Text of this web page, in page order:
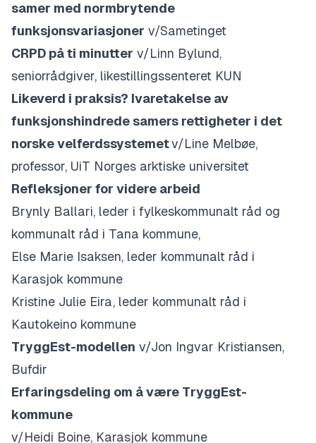
samer med normbrytende
funksjonsvariasjoner v/Sametinget
CRPD på ti minutter v/Linn Bylund,
seniorrådgiver, likestillingssenteret KUN
Likeverd i praksis? Ivaretakelse av
funksjonshindrede samers rettigheter i det
norske velferdssystemetv/Line Melbøe,
professor, UiT Norges arktiske universitet
Refleksjoner for videre arbeid
Brynly Ballari, leder i fylkeskommunalt råd og
kommunalt råd i Tana kommune,
Else Marie Isaksen, leder kommunalt råd i
Karasjok kommune
Kristine Julie Eira, leder kommunalt råd i
Kautokeino kommune
TryggEst-modellen v/Jon Ingvar Kristiansen,
Bufdir
Erfaringsdeling om å være TryggEst-
kommune
v/Heidi Boine, Karasjok kommune